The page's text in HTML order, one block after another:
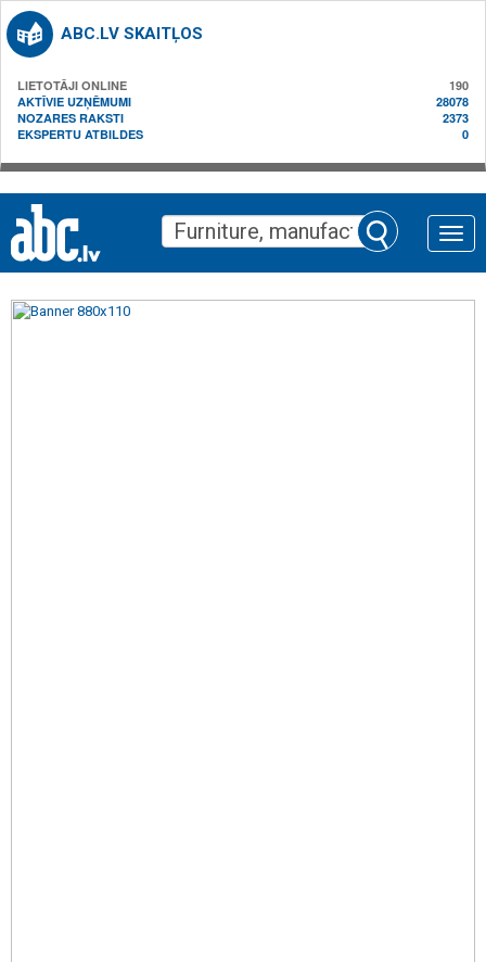
ABC.LV SKAITĻOS
LIETOTĀJI ONLINE
190
AKTĪVIE UZŅĒMUMI
28078
NOZARES RAKSTI
2373
EKSPERTU ATBILDES
0
Toggle